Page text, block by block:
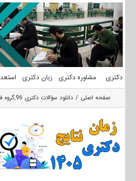
محتوا
دکتری مشاوره دکتری زبان دکتری
صفحه اصلی دانلود سؤالات دکتری 96 ,گروه